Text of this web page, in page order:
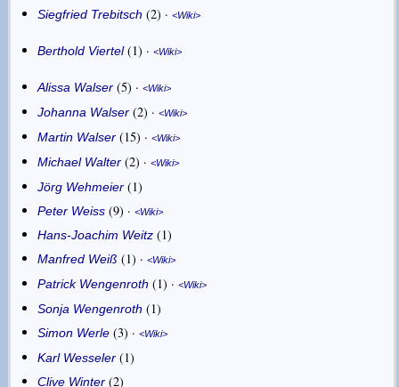
Siegfried Trebitsch 2 · Wiki
Berthold Viertel 1 · Wiki
Alissa Walser 5 · Wiki
Johanna Walser 2 · Wiki
Martin Walser 15 · Wiki
Michael Walter 2 · Wiki
Jörg Wehmeier 1
Peter Weiss 9 · Wiki
Hans-Joachim Weitz 1
Manfred Weiß 1 · Wiki
Patrick Wengenroth 1 · Wiki
Sonja Wengenroth 1
Simon Werle 3 · Wiki
Karl Wesseler 1
Clive Winter 2